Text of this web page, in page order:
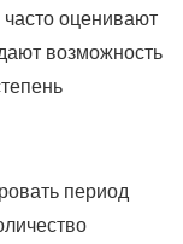
оценивают
возможность
период